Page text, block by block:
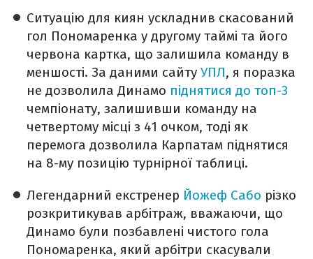
Ситуацію для киян ускладнив скасований
гол Пономаренка у другому таймі та його
червона картка, що залишила команду в
меншості. За даними сайту УПЛ, я поразка
не дозволила Динамо піднятися до топ-3
чемпіонату, залишивши команду на
четвертому місці з 41 очком, тоді як
перемога дозволила Карпатам піднятися
на 8-му позицію турнірної таблиці.
Легендарний екстренер Йожеф Сабо різко
розкритикував арбітраж, вважаючи, що
Динамо були позбавлені чистого гола
Пономаренка, який арбітри скасували